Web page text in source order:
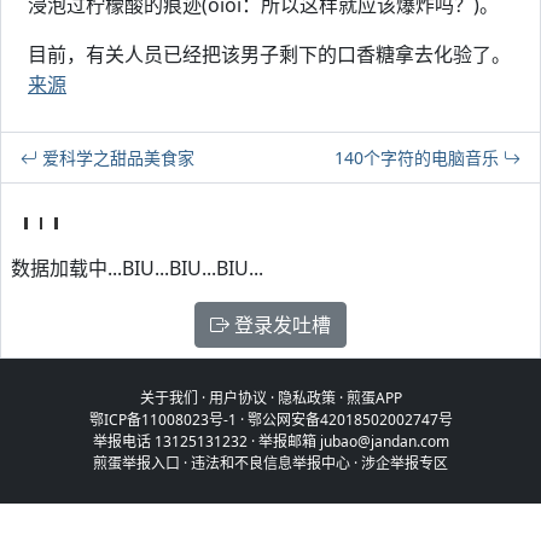
目前，有关人员已经把该男子剩下的口香糖拿去化验了。
来源
爱科学之甜品美食家 140个字符的电脑音乐
数据加载中...BIU...BIU...BIU...
登录发吐槽
关于我们 ·用户协议 · 隐私政策·煎蛋APP
鄂ICP备11008023号-1 ·鄂公网安备42018502002747号
举报电话 13125131232 · 举报邮箱 jubao@jandan.com
煎蛋举报入口 ·违法和不良信息举报中心 ·涉企举报专区